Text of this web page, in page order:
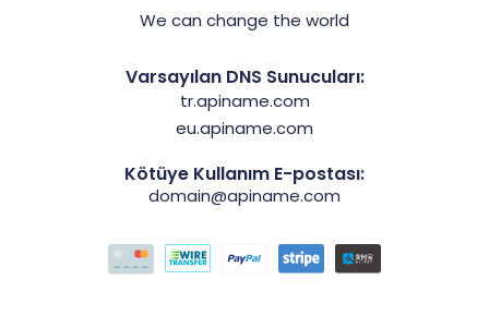
We can change the world
Varsayılan DNS Sunucuları:
tr.apiname.com
eu.apiname.com
Kötüye Kullanım E-postası:
domain@apiname.com